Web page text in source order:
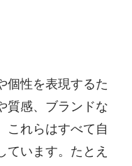
個性を表現するた
質感、ブランドな
これらはすべて自
ています。たとえ